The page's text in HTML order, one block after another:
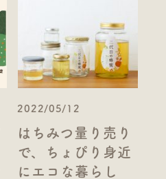
2022/05/12
はちみつ量り売り
で、ちょぴり身近
にエコな暮らし